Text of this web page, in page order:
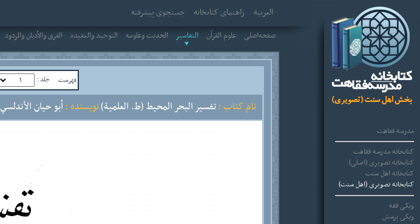
مدرسه فقاهت
کتابخانه مدرسه فقاهت
کتابخانه تصویری (اصلی)
کتابخانه اهل سنت
کتابخانه تصویری (اهل سنت)
ویکی فقه
ویکی پرسش
العربیة راهنمای کتابخانه
جستجوی پیشرفته
صفحه‌اصلی علوم القرآن التفاسير الحديث وعلومه التوحيد والعقيدة الفرق والأديان والردود
فهرست جلد :
نام کتاب :تفسير البحر المحيط (ط. العلمية)نویسنده :أبو حيان الأندلسي